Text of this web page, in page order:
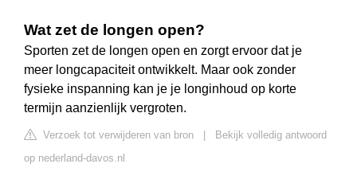
Wat zet de longen open?
Sporten zet de longen open en zorgt ervoor dat je
meer longcapaciteit ontwikkelt. Maar ook zonder
fysieke inspanning kan je je longinhoud op korte
termijn aanzienlijk vergroten.
Verzoek tot verwijderen van bron
Bekijk volledig antwoord
op nederland-davos.nl